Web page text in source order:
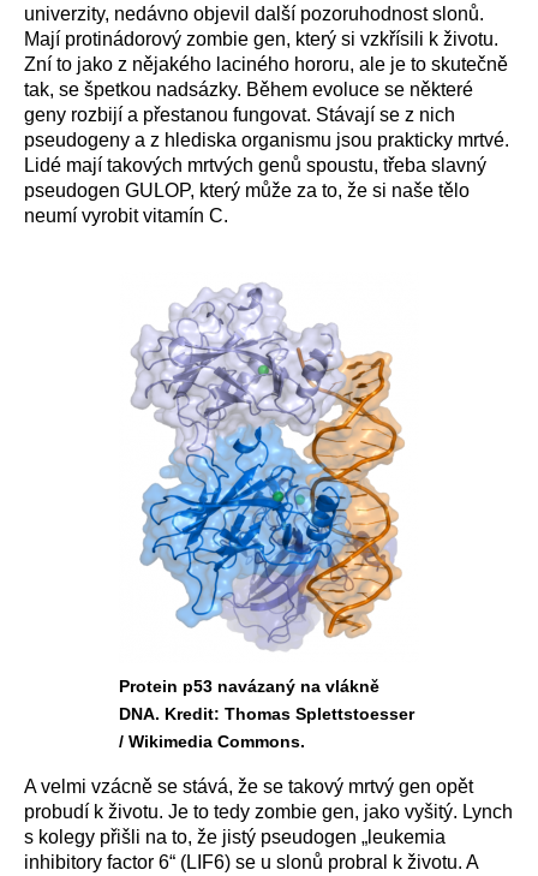
univerzity, nedávno objevil další pozoruhodnost slonů.
Mají protinádorový zombie gen, který si vzkřísili k životu.
Zní to jako z nějakého laciného hororu, ale je to skutečně
tak, se špetkou nadsázky. Během evoluce se některé
geny rozbijí a přestanou fungovat. Stávají se z nich
pseudogeny a z hlediska organismu jsou prakticky mrtvé.
Lidé mají takových mrtvých genů spoustu, třeba slavný
pseudogen GULOP, který může za to, že si naše tělo
neumí vyrobit vitamín C.
Protein p53 navázaný na vlákně
DNA. Kredit: Thomas Splettstoesser
/ Wikimedia Commons.
A velmi vzácně se stává, že se takový mrtvý gen opět
probudí k životu. Je to tedy zombie gen, jako vyšitý. Lynch
s kolegy přišli na to, že jistý pseudogen „leukemia
inhibitory factor 6“ (LIF6) se u slonů probral k životu. A